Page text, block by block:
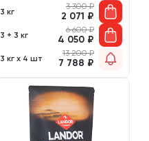
3 кг
3 300₽
2 071 ₽
3 + 3 кг
6 600₽
4 050 ₽
3 кг х 4 шт
13 200₽
7 788 ₽